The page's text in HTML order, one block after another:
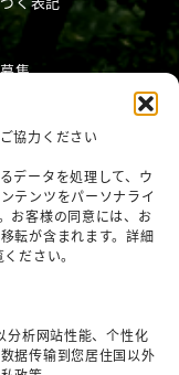
協力ください
データを処理して、ウ
テンツをパーソナライ
お客様の同意には、お
転が含まれます。詳細
ださい。
分析网站性能、个性化
据传输到您居住国以外
集